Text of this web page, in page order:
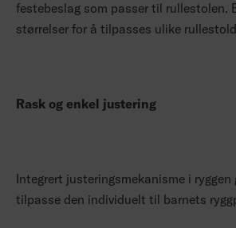
festebeslag som passer til rullestolen.
størrelser for å tilpasses ulike
Rask og enkel justering
Integrert justeringsmekanisme i
tilpasse den individuelt til barnets